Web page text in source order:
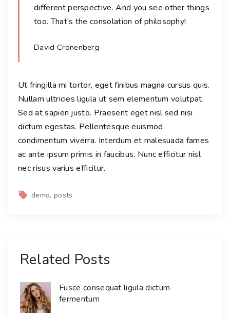
different perspective. And you see other things
too. That’s the consolation of philosophy!
David Cronenberg
Ut fringilla mi tortor, eget finibus magna cursus quis.
Nullam ultricies ligula ut sem elementum volutpat.
Sed at sapien justo. Praesent eget nisl sed nisi
dictum egestas. Pellentesque euismod
condimentum viverra. Interdum et malesuada fames
ac ante ipsum primis in faucibus. Nunc efficitur nisl
nec risus varius efficitur.
demo posts
Related Posts
Fusce consequat ligula dictum
fermentum